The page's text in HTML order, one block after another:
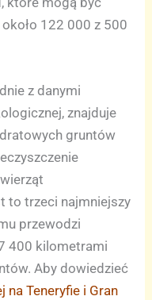
122 000 z 500
z danymi
znajduje
gruntów
to trzeci najmniejszy
przewodzi
400 kilometrami
Aby dowiedzieć
Teneryfie i Gran